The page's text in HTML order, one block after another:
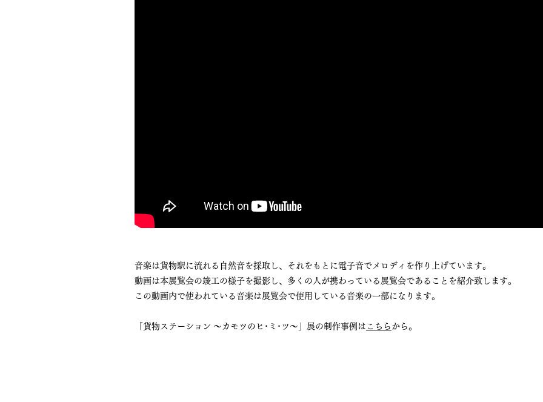
音楽は貨物駅に流れる自然音を採取し、それをもとに電子音でメロディを作り上げています。
動画は本展覧会の竣工の様子を撮影し、多くの人が携わっている展覧会であることを紹介致します。
​​この動画内で使われている音楽は展覧会で使用している音楽の一部になります。
「貨物ステーション 〜カモツのヒ･ミ･ツ〜」展の制作事例は こちら から。